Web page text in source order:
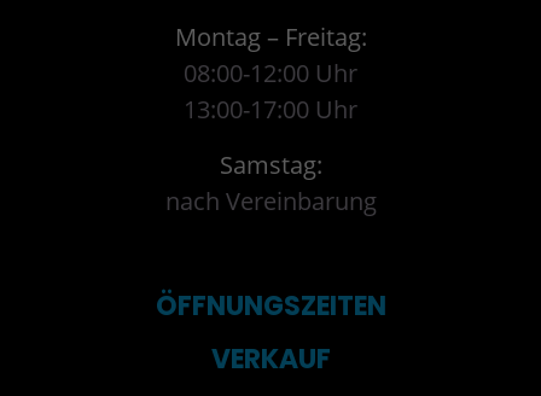
Montag – Freitag:
08:00-12:00 Uhr
13:00-17:00 Uhr
Samstag:
nach Vereinbarung
ÖFFNUNGSZEITEN
VERKAUF